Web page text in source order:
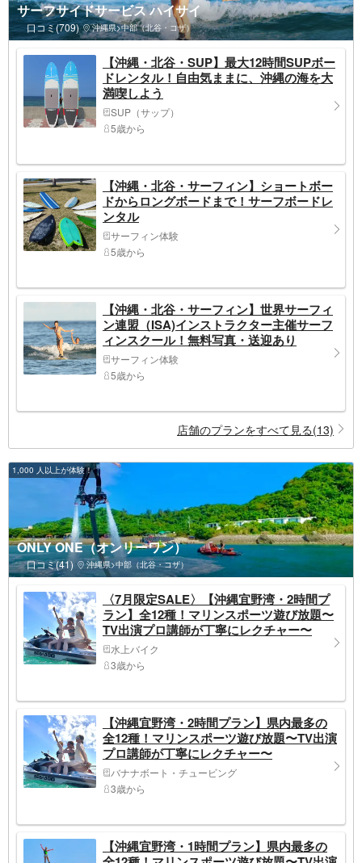
サーフサイドサービス ハイサイ
口コミ(709) 沖縄県>中部（北谷・コザ）
【沖縄・北谷・SUP】最大12時間SUPボー
ドレンタル！自由気ままに、沖縄の海を大
満喫しよう
SUP（サップ）
5歳から
【沖縄・北谷・サーフィン】ショートボー
ドからロングボードまで！サーフボードレ
ンタル
サーフィン体験
5歳から
【沖縄・北谷・サーフィン】世界サーフィ
ン連盟（ISA)インストラクター主催サーフ
ィンスクール！無料写真・送迎あり
サーフィン体験
5歳から
店舗のプランをすべて見る(13)
1,000 人以上が体験！
ONLY ONE（オンリーワン）
口コミ(41) 沖縄県>中部（北谷・コザ）
〈7月限定SALE〉【沖縄宜野湾・2時間プ
ラン】全12種！マリンスポーツ遊び放題〜
TV出演プロ講師が丁寧にレクチャー〜
水上バイク
3歳から
【沖縄宜野湾・2時間プラン】県内最多の
全12種！マリンスポーツ遊び放題〜TV出演
プロ講師が丁寧にレクチャー〜
バナナボート・チュービング
3歳から
【沖縄宜野湾・1時間プラン】県内最多の